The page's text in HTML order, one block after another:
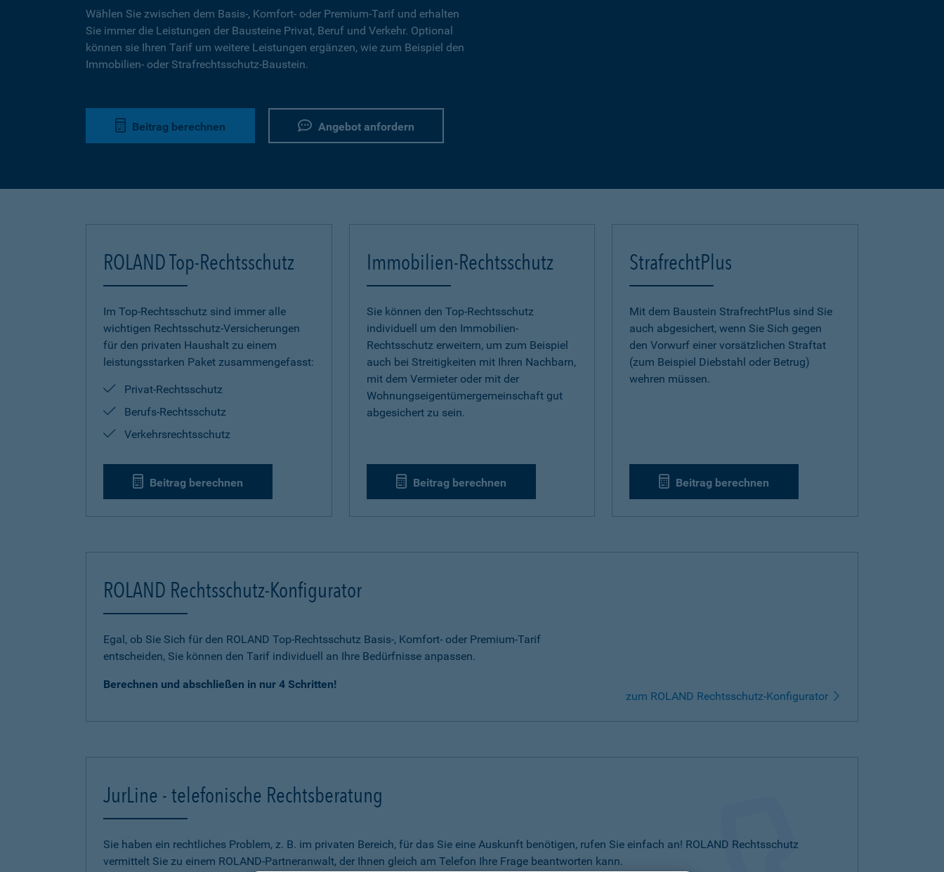
Wählen Sie zwischen dem Basis-, Komfort- oder Premium-Tarif und erhalten
Sie immer die Leistungen der Bausteine Privat, Beruf und Verkehr. Optional
können sie Ihren Tarif um weitere Leistungen ergänzen, wie zum Beispiel den
Immobilien- oder Strafrechtsschutz-Baustein.
Beitrag berechnen Angebot anfordern
ROLAND Top-Rechtsschutz
Im Top-Rechtsschutz sind immer alle
wichtigen Rechtsschutz-Versicherungen
für den privaten Haushalt zu einem
leistungsstarken Paket zusammengefasst:
Privat-Rechtsschutz
Berufs-Rechtsschutz
Verkehrsrechtsschutz
Beitrag berechnen
Immobilien-Rechtsschutz
Sie können den Top-Rechtsschutz
individuell um den Immobilien-
Rechtsschutz erweitern, um zum Beispiel
auch bei Streitigkeiten mit Ihren Nachbarn,
mit dem Vermieter oder mit der
Wohnungseigentümergemeinschaft gut
abgesichert zu sein.
Beitrag berechnen
StrafrechtPlus
Mit dem Baustein StrafrechtPlus sind Sie
auch abgesichert, wenn Sie Sich gegen
den Vorwurf einer vorsätzlichen Straftat
(zum Beispiel Diebstahl oder Betrug)
wehren müssen.
Beitrag berechnen
ROLAND Rechtsschutz-Konfigurator
Egal, ob Sie Sich für den ROLAND Top-Rechtsschutz Basis-, Komfort- oder Premium-Tarif
entscheiden, Sie können den Tarif individuell an Ihre Bedürfnisse anpassen.
Berechnen und abschließen in nur 4 Schritten!
zum ROLAND Rechtsschutz-Konfigurator
JurLine - telefonische Rechtsberatung
Sie haben ein rechtliches Problem, z. B. im privaten Bereich, für das Sie eine Auskunft benötigen, rufen Sie einfach an! ROLAND Rechtsschutz
vermittelt Sie zu einem ROLAND-Partneranwalt, der Ihnen gleich am Telefon Ihre Frage beantworten kann.